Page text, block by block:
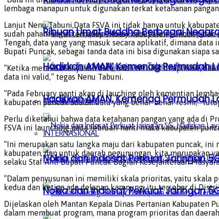
Hadirkan AMAN, Kemenag Permudah
INTERNASIONAL
Nokia dan Indosat Perkuat Jaringan
Ribuan Umat Buddha Berbagai
Hadirkan AMAN, Kemenag Permudah
INTERNASIONAL
Nokia dan Indosat Perkuat Jaringan
lembaga manapun untuk digunakan terkat ketahanan
Lanjut Nenu Tabuni,Data FSVA ini tidak hanya untuk
sudah paham betul terhadap situasi kabupaten puncak
Tengah, data yang yang masuk secara aplikatif, dimana
Bupati Puncak, sebagai tanda data ini bisa digunakan siapa
“Ketika mereka menyusun data, akan terlihat di aplikasi,
data ini valid,” tegas Nenu Tabuni.
“Pada February nanti akan di lauching oleh kementian
kabupaten puncak adalah data yang benar-benar resmi,”
Perlu diketahui bahwa data ketahanan pangan yang ada di
FSVA ini launching pada februari nanti maka kabupaten
“Ini merupakan satu langka maju dari kabupaten puncak,
kabupaten, dan untuk daerah pegunungan, kita merupakan
selaku Staf Ahli Bupati Puncak Bagian Kesejahteraan
“Dalam penyusunan ini memiliki skala prioritas, yaitu skala
kedua dan ketiga ada delapan kampung, itu tersebar di
Dijelaskan oleh Mantan Kepala Dinas Pertanian Kabupaten
dalam membuat program, mana program prioritas dan